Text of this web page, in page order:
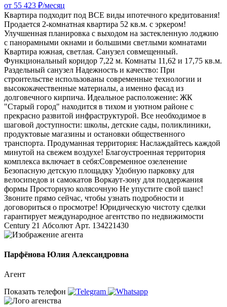
от 55 423 ₽/месяц
Квартира подходит под ВСЕ виды ипотечного кредитования!
Продается 2-комнатная квартира 52 кв.м. с эркером!
Улучшенная планировка с выходом на застекленную лоджию
с панорамными окнами и большими светлыми комнатами
Квартира южная, светлая. Санузел совмещенный.
Функциональный коридор 7,22 м. Комнаты 11,62 и 17,75 кв.м.
Раздельный санузел Надежность и качество: При
строительстве использованы современные технологии и
высококачественные материалы, а именно фасад из
долговечного кирпича. Идеальное расположение: ЖК
"Старый город" находится в тихом и уютном районе с
прекрасно развитой инфраструктурой. Все необходимое в
шаговой доступности: школы, детские сады, поликлиники,
продуктовые магазины и остановки общественного
транспорта. Продуманная территория: Наслаждайтесь каждой
минутой на свежем воздухе! Благоустроенная территория
комплекса включает в себя:Современное озеленение
Безопасную детскую площадку Удобную парковку для
велосипедов и самокатов Воркаут-зону для поддержания
формы Просторную колясочную Не упустите свой шанс!
Звоните прямо сейчас, чтобы узнать подробности и
договориться о просмотре! Юридическую чистоту сделки
гарантирует международное агентство по недвижимости
Сеntury 21 Абсолют Арт. 134221430
Парфёнова Юлия Александровна
Агент
Показать телефон